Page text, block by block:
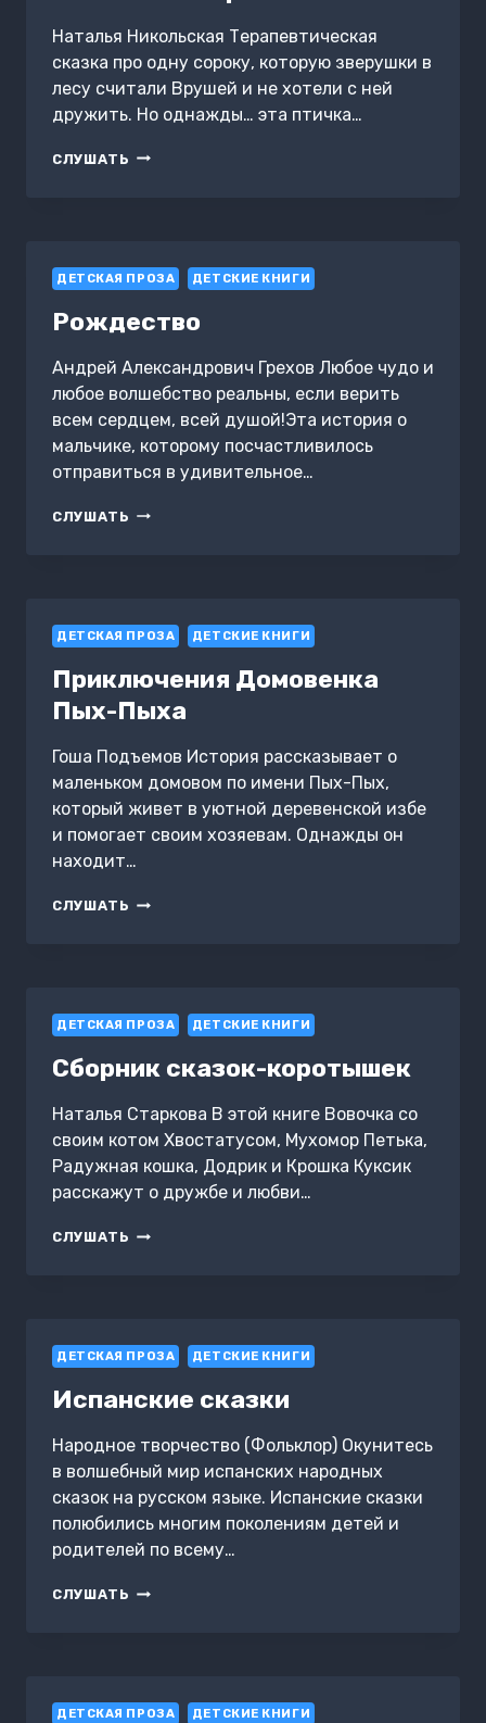
Наталья Никольская Терапевтическая
сказка про одну сороку, которую зверушки в
лесу считали Врушей и не хотели с ней
дружить. Но однажды… эта птичка…
СЛУШАТЬ БОЛТЛИВАЯ
ДЕТСКАЯ ПРОЗА ДЕТСКИЕ КНИГИ
Рождество
Андрей Александрович Грехов Любое чудо и
любое волшебство реальны, если верить
всем сердцем, всей душой!Эта история о
мальчике, которому посчастливилось
отправиться в удивительное…
СЛУШАТЬ РОЖДЕСТВО
ДЕТСКАЯ ПРОЗА ДЕТСКИЕ КНИГИ
Приключения Домовенка
Пых-Пыха
Гоша Подъемов История рассказывает о
маленьком домовом по имени Пых-Пых,
который живет в уютной деревенской избе
и помогает своим хозяевам. Однажды он
находит…
СЛУШАТЬ ПРИКЛЮЧЕНИЯ
ДЕТСКАЯ ПРОЗА ДЕТСКИЕ КНИГИ
Сборник сказок-коротышек
Наталья Старкова В этой книге Вовочка со
своим котом Хвостатусом, Мухомор Петька,
Радужная кошка, Додрик и Крошка Куксик
расскажут о дружбе и любви…
СЛУШАТЬ СБОРНИК
ДЕТСКАЯ ПРОЗА ДЕТСКИЕ КНИГИ
Испанские сказки
Народное творчество (Фольклор) Окунитесь
в волшебный мир испанских народных
сказок на русском языке. Испанские сказки
полюбились многим поколениям детей и
родителей по всему…
СЛУШАТЬ ИСПАНСКИЕ
ДЕТСКАЯ ПРОЗА ДЕТСКИЕ КНИГИ